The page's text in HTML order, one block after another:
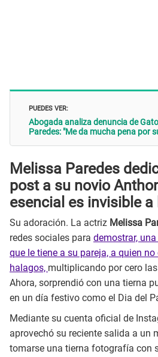
PUEDES VER:
Abogada analiza denuncia de
Paredes: "Me da mucha pena por
Melissa Paredes
post a su novio
esencial es invisible a
Su adoración. La actriz Melissa
redes sociales para demostrar,
que le tiene a su pareja, a quien
halagos, multiplicando por cero
Ahora, sorprendió con una tierna
en un día festivo como el Dia del
Mediante su cuenta oficial de
aprovechó su reciente salida a un
tomarse una tierna fotografía con